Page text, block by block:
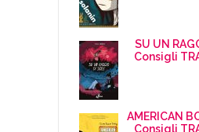
SU UN
Consigli
AMERICAN
Consigli